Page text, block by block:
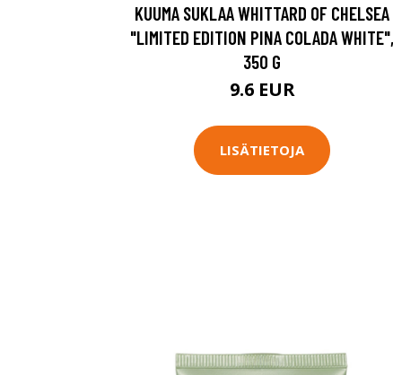
KUUMA SUKLAA WHITTARD OF CHELSEA
"LIMITED EDITION PINA COLADA WHITE",
350 G
9.6 EUR
LISÄTIETOJA